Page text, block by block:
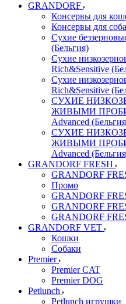
GRANDORF
Консервы для
Консервы для
Сухие
(Бельгия)
Сухие
Rich&Sensitive
Сухие
Rich&Sensitive
СУХИЕ
ЖИВЫМИ
Advanced
СУХИЕ
ЖИВЫМИ
Advanced
GRANDORF FRESH
GRANDORF
Промо
GRANDORF
GRANDORF
GRANDORF
GRANDORF VET
Кошки
Собаки
Premier
Premier CAT
Premier DOG
Petlunch
Petlunch игрушки